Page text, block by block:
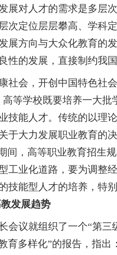
展对人才的需求是多层
次定位层层攀高、学科
展方向与大众化教育的
性的发展，直接制约我
社会，开创中国特色社
等学校既要培养一大
技能人才。传统的以理
于大力发展职业教育的
间，高等职业教育招生
工业化道路，要为调整
技能型人才的培养，特
展趋势
会议就组织了一个“第
育多样化”的报告，指